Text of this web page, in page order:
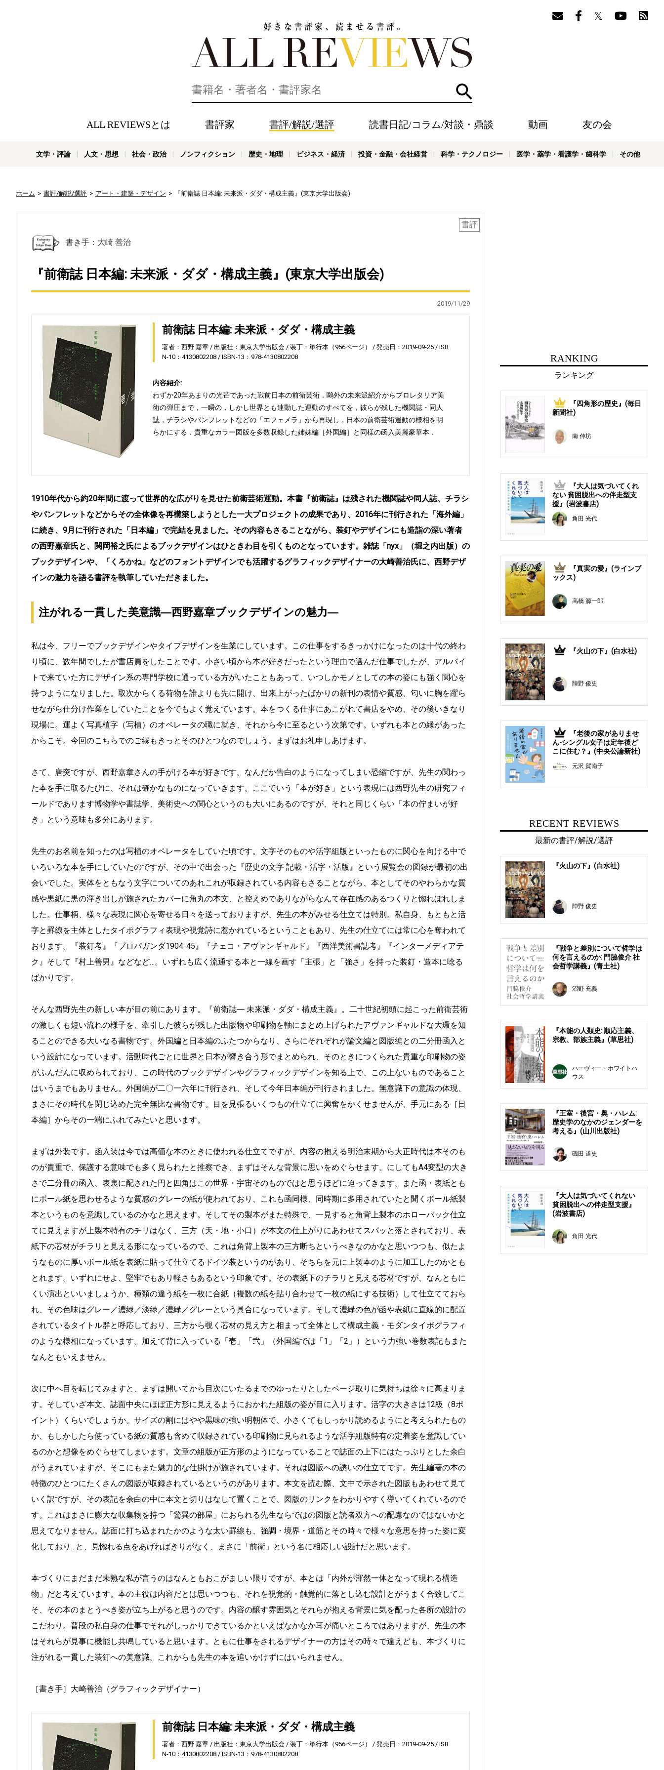
検索
ALL REVIEWSとは 書評家 書評/解説/選評 読書日記/コラム/対談・鼎談 動画 友の会
文学・評論 人文・思想 社会・政治 ノンフィクション 歴史・地理 ビジネス・経済 投資・金融・会社経営 科学・テクノロジー 医学・薬学・看護学・歯科学 その他
ホーム 書評/解説/選評 アート・建築・デザイン 『前衛誌 日本編: 未来派・ダダ・構成主義』(東京大学出版会)
書評
書き手：大崎 善治
『前衛誌 日本編: 未来派・ダダ・構成主義』(東京大学出版会)
2019/11/29
前衛誌 日本編: 未来派・ダダ・構成主義
著者：西野 嘉章 出版社：東京大学出版会 装丁：単行本（956ページ） 発売日：2019-09-25
ISB
N-10：4130802208
ISBN-13：978-4130802208
内容紹介:
わずか20年あまりの光芒であった戦前日本の前衛芸術．鷗外の未来派紹介からプロレタリア美
術の弾圧まで，一瞬の，しかし世界とも連動した運動のすべてを，彼らが残した機関誌・同人
誌，チラシやパンフレットなどの「エフェメラ」から再現し，日本の前衛芸術運動の様相を明
らかにする．貴重なカラー図版を多数収録した姉妹編［外国編］と同様の函入美麗豪華本．
1910年代から約20年間に渡って世界的な広がりを見せた前衛芸術運動。本書『前衛誌』は残された機関誌や同人誌、チラシ
やパンフレットなどからその全体像を再構築しようとした一大プロジェクトの成果であり、2016年に刊行された「海外編」
に続き、9月に刊行された「日本編」で完結を見ました。その内容もさることながら、装釘やデザインにも造詣の深い著者
の西野嘉章氏と、関岡裕之氏によるブックデザインはひときわ目を引くものとなっています。雑誌「nyx」（堀之内出版）の
ブックデザインや、「くろかね」などのフォントデザインでも活躍するグラフィックデザイナーの大崎善治氏に、西野デザ
インの魅力を語る書評を執筆していただきました。
注がれる一貫した美意識―西野嘉章ブックデザインの魅力―
私は今、フリーでブックデザインやタイプデザインを生業にしています。この仕事をするきっかけになったのは十代の終わ
り頃に、数年間でしたが書店員をしたことです。小さい頃から本が好きだったという理由で選んだ仕事でしたが、アルバイ
トで来ていた方にデザイン系の専門学校に通っている方がいたこともあって、いつしかモノとしての本の姿にも強く関心を
持つようになりました。取次からくる荷物を誰よりも先に開け、出来上がったばかりの新刊の表情や質感、匂いに胸を躍ら
せながら仕分け作業をしていたことを今でもよく覚えています。本をつくる仕事にあこがれて書店をやめ、その後いきなり
現場に。運よく写真植字（写植）のオペレータの職に就き、それから今に至るという次第です。いずれも本との縁があった
からこそ。今回のこちらでのご縁もきっとそのひとつなのでしょう。まずはお礼申しあげます。
さて、唐突ですが、西野嘉章さんの手がける本が好きです。なんだか告白のようになってしまい恐縮ですが、先生の関わっ
た本を手に取るたびに、それは確かなものになっていきます。ここでいう「本が好き」という表現には西野先生の研究フィ
ールドであります博物学や書誌学、美術史への関心というのも大いにあるのですが、それと同じくらい「本の佇まいが好
き」という意味も多分にあります。
先生のお名前を知ったのは写植のオペレータをしていた頃です。文字そのものや活字組版といったものに関心を向ける中で
いろいろな本を手にしていたのですが、その中で出会った『歴史の文字 記載・活字・活版』という展覧会の図録が最初の出
会いでした。実体をともなう文字についてのあれこれが収録されている内容もさることながら、本としてそのやわらかな質
感や黒紙に黒の浮き出しが施されたカバーに角丸の本文、と控えめでありながらなんて存在感のあるつくりと惚れぼれしま
した。仕事柄、様々な表現に関心を寄せる日々を送っておりますが、先生の本がみせる仕立ては特別。私自身、もともと活
字と罫線を主体としたタイポグラフィ表現や視覚詩に惹かれているということもあり、先生の仕立てには常に心を奪われて
おります。『装釘考』『プロパガンダ1904-45』『チェコ・アヴァンギャルド』『西洋美術書誌考』『インターメディアテ
ク』そして『村上善男』などなど…。いずれも広く流通する本と一線を画す「主張」と「強さ」を持った装釘・造本に唸る
ばかりです。
そんな西野先生の新しい本が目の前にあります。『前衛誌― 未来派・ダダ・構成主義』。二十世紀初頭に起こった前衛芸術
の激しくも短い流れの様子を、牽引した彼らが残した出版物や印刷物を軸にまとめ上げられたアヴァンギャルドな大環を知
ることのできる大いなる書物です。外国編と日本編のふたつからなり、さらにそれぞれが論文編と図版編との二分冊函入と
いう設計になっています。活動時代ごとに世界と日本が響き合う形でまとめられ、そのときにつくられた貴重な印刷物の姿
がふんだんに収められており、この時代のブックデザインやグラフィックデザインを知る上で、この上ないものであること
はいうまでもありません。外国編が二〇一六年に刊行され、そして今年日本編が刊行されました。無意識下の意識の体現、
まさにその時代を閉じ込めた完全無比な書物です。目を見張るいくつもの仕立てに興奮をかくせませんが、手元にある［日
本編］からその一端にふれてみたいと思います。
まずは外装です。函入装は今では高価な本のときに使われる仕立てですが、内容の抱える明治末期から大正時代は本そのも
のが貴重で、保護する意味でも多く見られたと推察でき、まずはそんな背景に思いをめぐらせます。にしてもA4変型の大き
さで二分冊の函入、表裏に配された円と四角はこの世界・宇宙そのものではと思うほどに迫ってきます。また函・表紙とも
にボール紙を思わせるような質感のグレーの紙が使われており、これも函同様、同時期に多用されていたと聞くボール紙製
本というものを意識しているのかなと思えます。そしてその製本がまた特殊で、一見すると角背上製本のホローバック仕立
てに見えますが上製本特有のチリはなく、三方（天・地・小口）が本文の仕上がりにあわせてスパッと落とされており、表
紙下の芯材がチラリと見える形になっているので、これは角背上製本の三方断ちというべきなのかなと思いつつも、似たよ
うなものに厚いボール紙を表紙に貼って仕立てるドイツ装というのがあり、そちらを元に上製本のように加工したのかとも
とれます。いずれにせよ、堅牢でもあり軽さもあるという印象です。その表紙下のチラリと見える芯材ですが、なんともに
くい演出といいましょうか、種類の違う紙を一枚に合紙（複数の紙を貼り合わせて一枚の紙にする技術）して仕立てておら
れ、その色味はグレー／濃緑／淡緑／濃緑／グレーという具合になっています。そして濃緑の色が函や表紙に直線的に配置
されているタイトル群と呼応しており、三方から覗く芯材の見え方と相まって全体として構成主義・モダンタイポグラフィ
のような様相になっています。加えて背に入っている「壱」「弐」（外国編では「1」「2」）という力強い巻数表記もまた
なんともいえません。
次に中へ目を転じてみますと、まずは開いてから目次にいたるまでのゆったりとしたページ取りに気持ちは徐々に高まりま
す。そしていざ本文、誌面中央にほぼ正方形に見えるようにおかれた組版の姿が目に入ります。活字の大きさは12級（8ポ
イント）くらいでしょうか。サイズの割にはやや黒味の強い明朝体で、小さくてもしっかり読めるようにと考えられたもの
か、もしかしたら使っている紙の質感も含めて収録されている印刷物に見られるような活字組版特有の定着姿を意識してい
るのかと想像をめぐらせてしまいます。文章の組版が正方形のようになっていることで誌面の上下にはたっぷりとした余白
がうまれていますが、そこにもまた魅力的な仕掛けが施されています。それは図版への誘いの仕立てです。先生編著の本の
特徴のひとつにたくさんの図版が収録されているというのがあります。本文を読む際、文中で示された図版もあわせて見て
いく訳ですが、その表記を余白の中に本文と切りはなして置くことで、図版のリンクをわかりやすく導いてくれているので
す。これはまさに膨大な収集物を持つ「驚異の部屋」におられる先生ならではの図版と読者双方への配慮なのではないかと
思えてなりません。誌面に打ち込まれたかのような太い罫線も、強調・境界・道筋とその時々で様々な意思を持った姿に変
化しており…と、見惚れる点をあげればきりがなく、まさに「前衛」という名に相応しい設計だと思います。
本づくりにまだまだ未熟な私が言うのはなんともおこがましい限りですが、本とは「内外が渾然一体となって現れる構造
物」だと考えています。本の主役は内容だとは思いつつも、それを視覚的・触覚的に落とし込む設計とがうまく合致してこ
そ、その本のまとうべき姿が立ち上がると思うのです。内容の醸す雰囲気とそれらが抱える背景に気を配った各所の設計の
こだわり。普段の私自身の仕事でそれがしっかりできているかといえばなかなか耳が痛いところではありますが、先生の本
はそれらが見事に機能し共鳴していると思います。ともに仕事をされるデザイナーの方はその時々で違えども、本づくりに
注がれる一貫した装釘への美意識。これからも先生の本を追いかけずにはいられません。
［書き手］大崎善治（グラフィックデザイナー）
前衛誌 日本編: 未来派・ダダ・構成主義
著者：西野 嘉章 出版社：東京大学出版会 装丁：単行本（956ページ） 発売日：2019-09-25
ISB
N-10：4130802208
ISBN-13：978-4130802208
RANKING
ランキング
1
『四角形の歴史』(毎日
新聞社)
南 伸坊
2
『大人は気づいてくれ
ない 貧困脱出への伴走型支
援』(岩波書店)
角田 光代
3
『真実の愛』(ラインブ
ックス)
高橋 源一郎
4 『火山の下』(白水社)
陣野 俊史
5
『老後の家がありませ
ん-シングル女子は定年後ど
こに住む？』(中央公論新社)
元沢 賀南子
RECENT REVIEWS
最新の書評/解説/選評
『火山の下』(白水社)
陣野 俊史
『戦争と差別について哲学は
何を言えるのか: 門脇俊介 社
会哲学講義』(青土社)
沼野 充義
『本能の人類史: 順応主義、
宗教、部族主義』(草思社)
ハーヴィー・ホワイトハ
ウス
『王室・後宮・奥・ハレム:
歴史学のなかのジェンダーを
考える』(山川出版社)
磯田 道史
『大人は気づいてくれない
貧困脱出への伴走型支援』
(岩波書店)
角田 光代